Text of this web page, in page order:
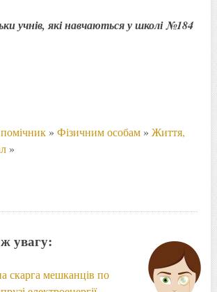
учнів, які навчаються у школі №184
» Фізичним особам» Життя,
»
увагу:
скарга мешканців по